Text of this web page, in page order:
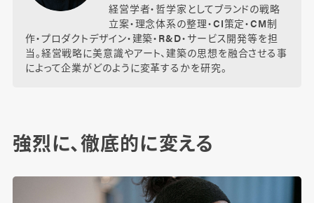
経営学者・哲学家としてブランドの戦略
立案・理念体系の整理・CI策定・CM制
作・プロダクトデザイン・建築・R&D・サービス開発等を担
当。経営戦略に美意識やアート、建築の思想を融合させる事
によって企業がどのように変革するかを研究。
強烈に、徹底的に変える